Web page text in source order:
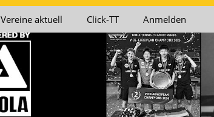
Vereine aktuell Click-TT Anmelden